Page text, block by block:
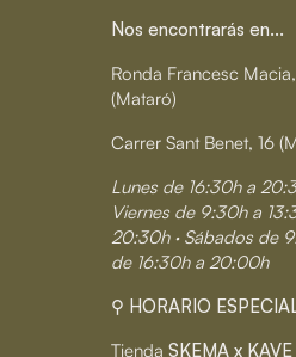
Nos encontrarás en...
Ronda Francesc
(Mataró)
Carrer Sant Benet, 16
Lunes de 16:30h a
Viernes de 9:30h a
20:30h · Sábados de
de 16:30h a 20:00h
⚲ HORARIO
Tienda SKEMA x